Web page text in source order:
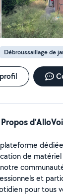
Débroussaillage de
de
et
pour tous